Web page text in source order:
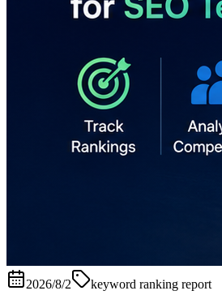
2026/8/2 keyword ranking report